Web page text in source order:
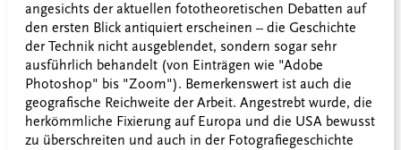
angesichts der aktuellen fototheoretischen Debatten auf
den ersten Blick antiquiert erscheinen – die Geschichte
der Technik nicht ausgeblendet, sondern sogar sehr
ausführlich behandelt (von Einträgen wie "Adobe
Photoshop" bis "Zoom"). Bemerkenswert ist auch die
geografische Reichweite der Arbeit. Angestrebt wurde, die
herkömmliche Fixierung auf Europa und die USA bewusst
zu überschreiten und auch in der Fotografiegeschichte